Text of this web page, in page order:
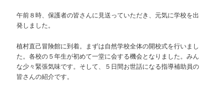
午前８時、保護者の皆さんに見送っていただき、元気に学校を出
発しました。
植村直己冒険館に到着。まずは自然学校全体の開校式を行いまし
た。各校の５年生が初めて一堂に会する機会となりました。みん
な少々緊張気味です。そして、５日間お世話になる指導補助員の
皆さんの紹介です。